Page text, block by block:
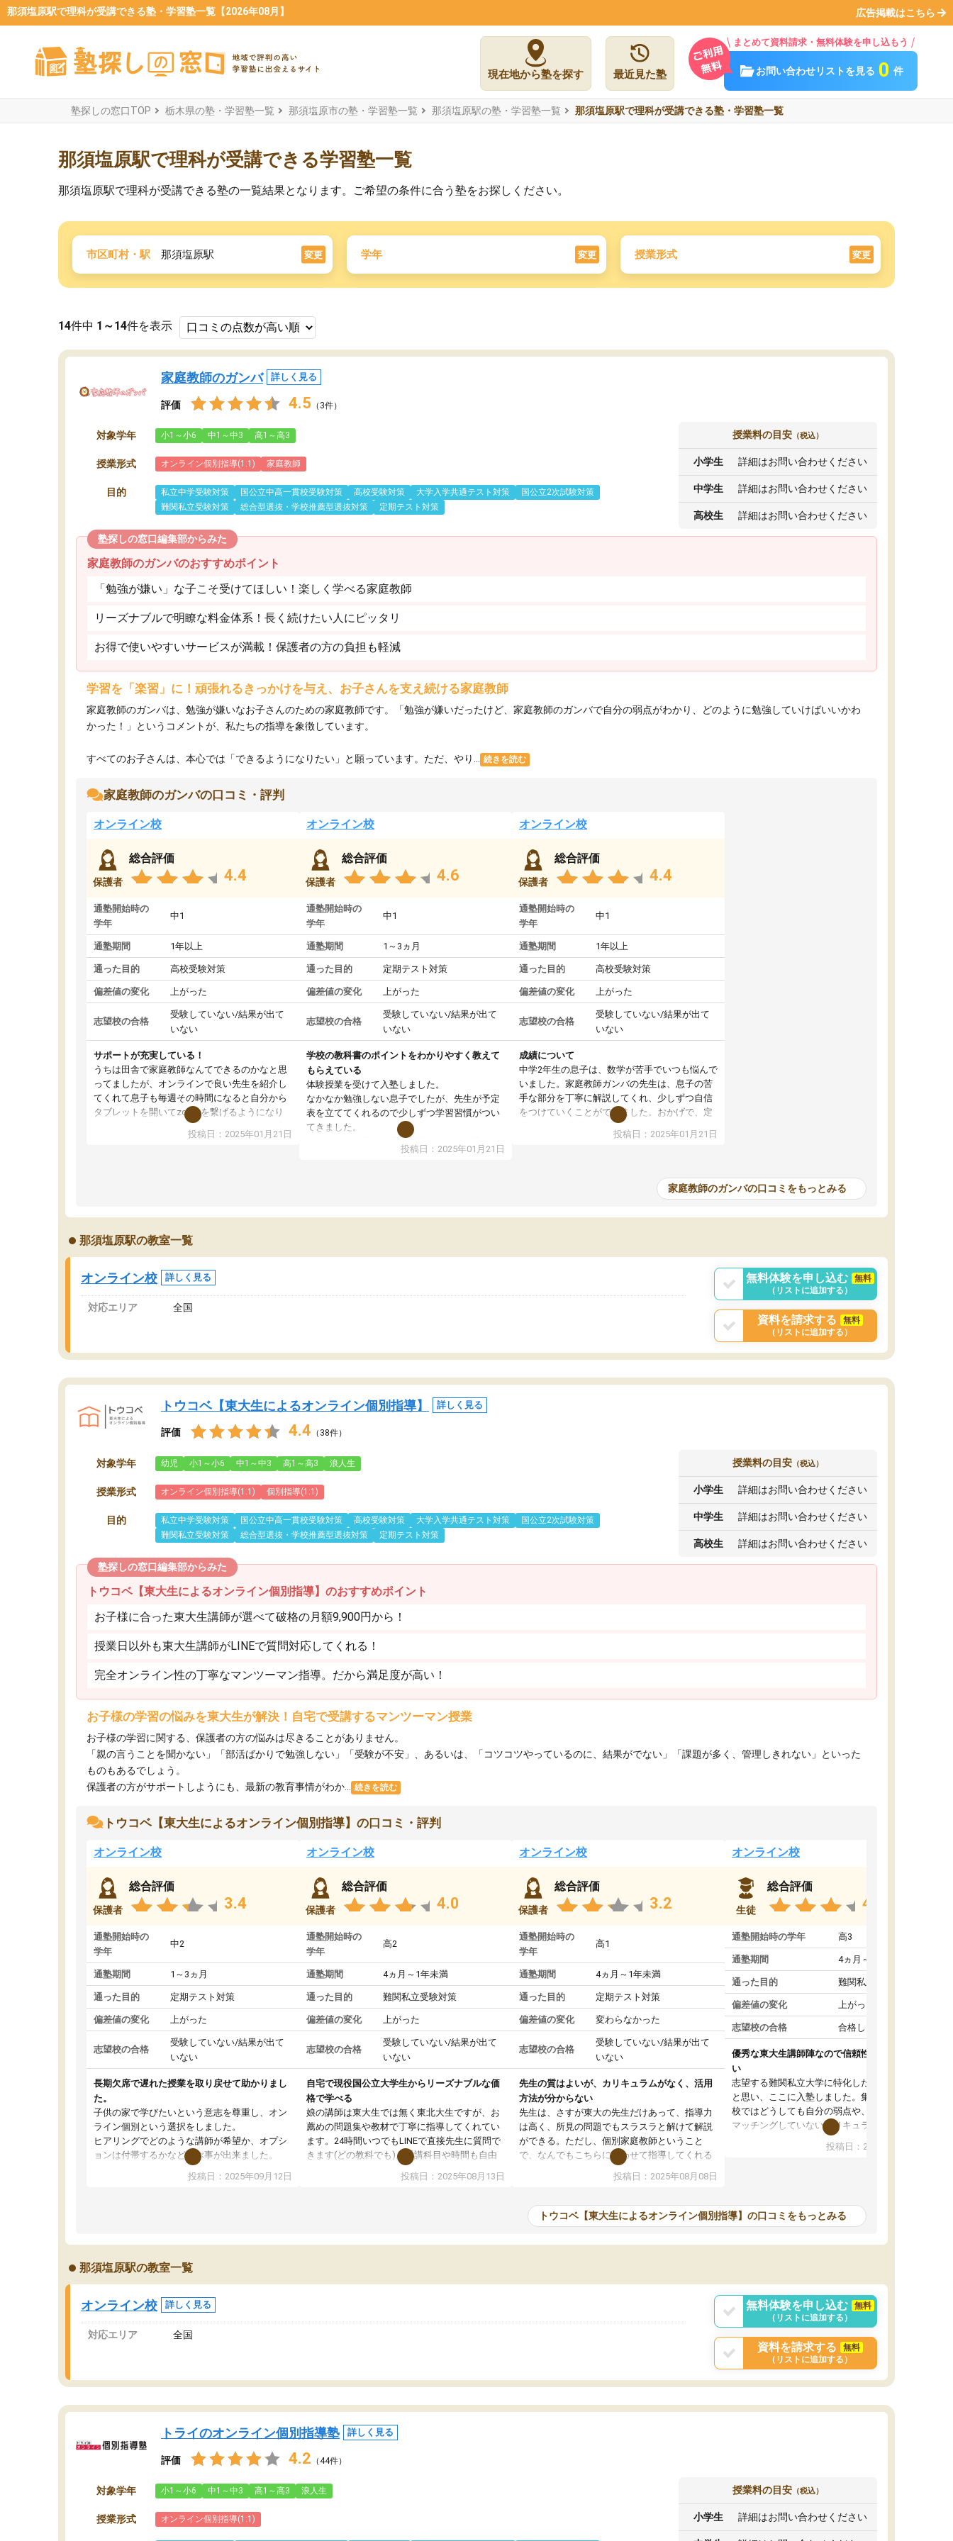
那須塩原駅で理科が受講できる塾・学習塾一覧【2026年08月】 広告掲載はこちら
現在地から塾を探す 最近見た塾
まとめて資料請求・無料体験を申し込もう
お問い合わせリストを見る 0 件
塾探しの窓口TOP 栃木県の塾・学習塾一覧 那須塩原市の塾・学習塾一覧 那須塩原駅の塾・学習塾一覧 那須塩原駅で理科が受講できる塾・学習塾一覧
那須塩原駅で理科が受講できる学習塾一覧
那須塩原駅で理科が受講できる塾の一覧結果となります。ご希望の条件に合う塾をお探しください。
市区町村・駅 那須塩原駅 変更 学年 変更 授業形式 変更
14件中 1～14件を表示
家庭教師のガンバ 詳しく見る
評価 4.5 （3件）
対象学年 小1～小6 中1～中3 高1～高3
授業形式 オンライン個別指導(1:1) 家庭教師
目的 私立中学受験対策 国公立中高一貫校受験対策 高校受験対策 大学入学共通テスト対策
国公立2次試験対策
難関私立受験対策
総合型選抜・学校推薦型選抜対策 定期テスト対策
授業料の目安 （税込）
小学生 詳細はお問い合わせください
中学生 詳細はお問い合わせください
高校生 詳細はお問い合わせください
塾探しの窓口編集部からみた
家庭教師のガンバのおすすめポイント
「勉強が嫌い」な子こそ受けてほしい！楽しく学べる家庭教師
リーズナブルで明瞭な料金体系！長く続けたい人にピッタリ
お得で使いやすいサービスが満載！保護者の方の負担も軽減
学習を「楽習」に！頑張れるきっかけを与え、お子さんを支え続ける家庭教師
家庭教師のガンバは、勉強が嫌いなお子さんのための家庭教師です。「勉強が嫌いだったけど、家庭教師のガンバで自分の弱点がわかり、どのように勉強していけばいいかわ
かった！」というコメントが、私たちの指導を象徴しています。
すべてのお子さんは、本心では「できるようになりたい」と願っています。ただ、やり... 続きを読む
家庭教師のガンバの口コミ・評判
オンライン校
保護者
総合評価
4.4
通塾開始時の
学年
中1
通塾期間 1年以上
通った目的 高校受験対策
偏差値の変化 上がった
志望校の合格
受験していない/結果が出て
いない
サポートが充実している！
うちは田舎で家庭教師なんてできるのかなと思
ってましたが、オンラインで良い先生を紹介し
てくれて息子も毎週その時間になると自分から
タブレットを開いてzoomを繋げるようになり
ました！5科目なんでもOKなのもとても気に入
投稿日：2025年01月21日
オンライン校
保護者
総合評価
4.6
通塾開始時の
学年
中1
通塾期間 1～3ヵ月
通った目的 定期テスト対策
偏差値の変化 上がった
志望校の合格
受験していない/結果が出て
いない
学校の教科書のポイントをわかりやすく教えて
もらえている
体験授業を受けて入塾しました。
なかなか勉強しない息子でしたが、先生が予定
表を立ててくれるので少しずつ学習習慣がつい
てきました。
オンラインで週に一度の受講ですが、指導が無
い日も予定表に基づいて勉強したり、LINEでわ
投稿日：2025年01月21日
オンライン校
保護者
総合評価
4.4
通塾開始時の
学年
中1
通塾期間 1年以上
通った目的 高校受験対策
偏差値の変化 上がった
志望校の合格
受験していない/結果が出て
いない
成績について
中学2年生の息子は、数学が苦手でいつも悩んで
いました。家庭教師ガンバの先生は、息子の苦
手な部分を丁寧に解説してくれ、少しずつ自信
をつけていくことができました。おかげで、定
期テストの成績が10点以上アップし、本人もと
投稿日：2025年01月21日
家庭教師のガンバの口コミをもっとみる
那須塩原駅の教室一覧
オンライン校 詳しく見る
対応エリア 全国
無料体験を申し込む
無料
（リストに追加する）
資料を請求する
無料
（リストに追加する）
トウコベ【東大生によるオンライン個別指導】 詳しく見る
評価 4.4 （38件）
対象学年 幼児 小1～小6 中1～中3 高1～高3 浪人生
授業形式 オンライン個別指導(1:1) 個別指導(1:1)
目的 私立中学受験対策 国公立中高一貫校受験対策 高校受験対策 大学入学共通テスト対策
国公立2次試験対策
難関私立受験対策
総合型選抜・学校推薦型選抜対策 定期テスト対策
授業料の目安 （税込）
小学生 詳細はお問い合わせください
中学生 詳細はお問い合わせください
高校生 詳細はお問い合わせください
塾探しの窓口編集部からみた
トウコベ【東大生によるオンライン個別指導】のおすすめポイント
お子様に合った東大生講師が選べて破格の月額9,900円から！
授業日以外も東大生講師がLINEで質問対応してくれる！
完全オンライン性の丁寧なマンツーマン指導。だから満足度が高い！
お子様の学習の悩みを東大生が解決！自宅で受講するマンツーマン授業
お子様の学習に関する、保護者の方の悩みは尽きることがありません。
「親の言うことを聞かない」「部活ばかりで勉強しない」「受験が不安」、あるいは、「コツコツやっているのに、結果がでない」「課題が多く、管理しきれない」といった
ものもあるでしょう。
保護者の方がサポートしようにも、最新の教育事情がわか...
続きを読む
トウコベ【東大生によるオンライン個別指導】の口コミ・評判
オンライン校
保護者
総合評価
3.4
通塾開始時の
学年
中2
通塾期間 1～3ヵ月
通った目的 定期テスト対策
偏差値の変化 上がった
志望校の合格
受験していない/結果が出て
いない
長期欠席で遅れた授業を取り戻せて助かりまし
た。
子供の家で学びたいという意志を尊重し、オン
ライン個別という選択をしました。
ヒアリングでどのような講師が希望か、オプシ
ョンは付帯するかなど選ぶ事が出来ました。
講師とのマッチング後講師との初回ミーティン
グを行い、その講師で良いか他の講師を希望す
オンラインツールを使用した単語帳の共有があ
り宿題もそちらで出される形でした。
2ヶ月で担当講師の方がお辞めになると言う事で
講師変更の申し出があり、あまりに短期での変
更だった為、塾に通う事にして退会しました。
遅れも取り戻せ、授業内容や講師の方は良かっ
投稿日：2025年09月12日
オンライン校
保護者
総合評価
4.0
通塾開始時の
学年
高2
通塾期間 4ヵ月～1年未満
通った目的 難関私立受験対策
偏差値の変化 上がった
志望校の合格
受験していない/結果が出て
いない
自宅で現役国公立大学生からリーズナブルな価
格で学べる
娘の講師は東大生では無く東北大生ですが、お
薦めの問題集や教材で丁寧に指導してくれてい
ます。24時間いつでもLINEで直接先生に質問で
きます(どの教科でも)。受講科目や時間も自由
に決めれるので、個人に合った勉強ができると
思います。カリキュラム相談みたいなのがあり
ます。講師も合わなければチェンジできます
投稿日：2025年08月13日
オンライン校
保護者
総合評価
3.2
通塾開始時の
学年
高1
通塾期間 4ヵ月～1年未満
通った目的 定期テスト対策
偏差値の変化 変わらなかった
志望校の合格
受験していない/結果が出て
いない
先生の質はよいが、カリキュラムがなく、活用
方法が分からない
先生は、さすが東大の先生だけあって、指導力
は高く、所見の問題でもスラスラと解けて解説
ができる。ただし、個別家庭教師ということ
で、なんでもこちらに合わせて指導してくれる
のだが、具体的なカリキュラムがない。当方
は、授業の先取り学習をするため、学校の教科
いただいたが、1時間の時間を使って進められる
範囲は限られており、それであれば自学自習で
なく、上手い活用の仕方が分からず辞めること
投稿日：2025年08月08日
オンライン校
生徒
総合評価
4.4
通塾開始時の学年 高3
通塾期間 4ヵ月～1年未満
通った目的 難関私立受験対策
偏差値の変化 上がった
志望校の合格 合格した
優秀な東大生講師陣なので信頼性や安心感が高
い
志望する難関私立大学に特化した準備をしたい
と思い、ここに入塾しました。集団指導の予備
校ではどうしても自分の弱点や、志望校対策に
マッチングしていないカリキュラムに不安を感
また受験のノウハウを蓄積している優秀な東大
ツーマン指導によって、自分の志望校にふさわ
しいオリジナルのカリキュラムを提案してくれ
と感じました。
投稿日：2024年02月19日
トウコベ【東大生によるオンライン個別指導】の口コミをもっとみる
那須塩原駅の教室一覧
オンライン校 詳しく見る
対応エリア 全国
無料体験を申し込む
無料
（リストに追加する）
資料を請求する
無料
（リストに追加する）
トライのオンライン個別指導塾 詳しく見る
評価 4.2 （44件）
対象学年 小1～小6 中1～中3 高1～高3 浪人生
授業形式 オンライン個別指導(1:1)
授業料の目安 （税込）
小学生 詳細はお問い合わせください